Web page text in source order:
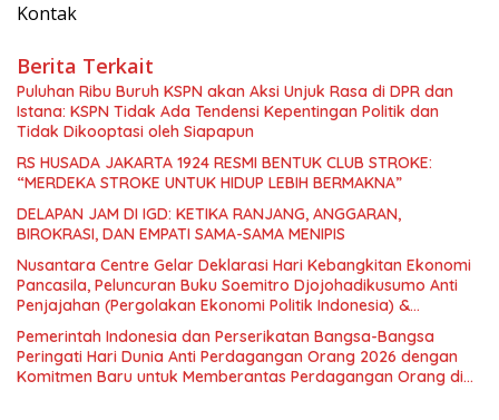
Kontak
Berita Terkait
Puluhan Ribu Buruh KSPN akan Aksi Unjuk Rasa di DPR dan
Istana: KSPN Tidak Ada Tendensi Kepentingan Politik dan
Tidak Dikooptasi oleh Siapapun
RS HUSADA JAKARTA 1924 RESMI BENTUK CLUB STROKE:
“MERDEKA STROKE UNTUK HIDUP LEBIH BERMAKNA”
DELAPAN JAM DI IGD: KETIKA RANJANG, ANGGARAN,
BIROKRASI, DAN EMPATI SAMA-SAMA MENIPIS
Nusantara Centre Gelar Deklarasi Hari Kebangkitan Ekonomi
Pancasila, Peluncuran Buku Soemitro Djojohadikusumo Anti
Penjajahan (Pergolakan Ekonomi Politik Indonesia) &
Simposium Nasional “Urgensi Undang-Undang Perekonomian
Nasional dan Kesejahteraan Sosial dalam Menata Bangsa
Menuju Indonesia Emas 2045”,
Pemerintah Indonesia dan Perserikatan Bangsa-Bangsa
Peringati Hari Dunia Anti Perdagangan Orang 2026 dengan
Komitmen Baru untuk Memberantas Perdagangan Orang di